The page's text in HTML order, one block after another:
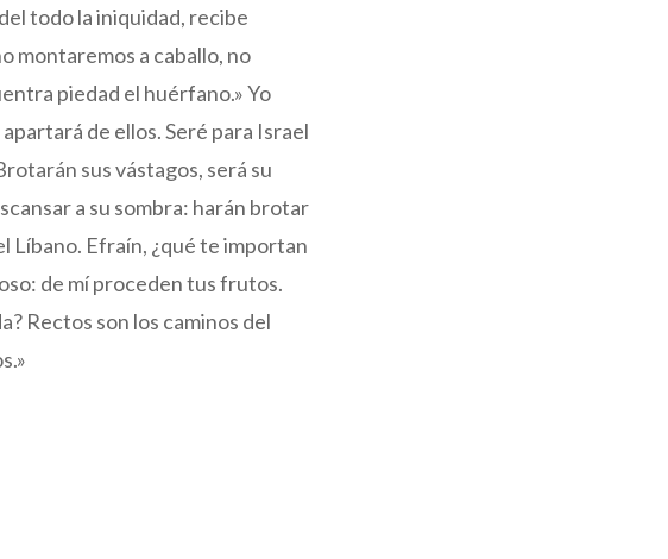
todo la iniquidad, recibe
montaremos a caballo, no
piedad el huérfano.» Yo
de ellos. Seré para Israel
sus vástagos, será su
a su sombra: harán brotar
Líbano. Efraín, ¿qué te importan
de mí proceden tus frutos.
Rectos son los caminos del